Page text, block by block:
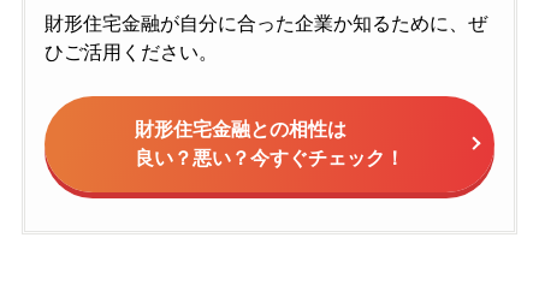
財形住宅金融が自分に合った企業か知るために、ぜ
ひご活用ください。
財形住宅金融との相性は
良い？悪い？今すぐチェック！